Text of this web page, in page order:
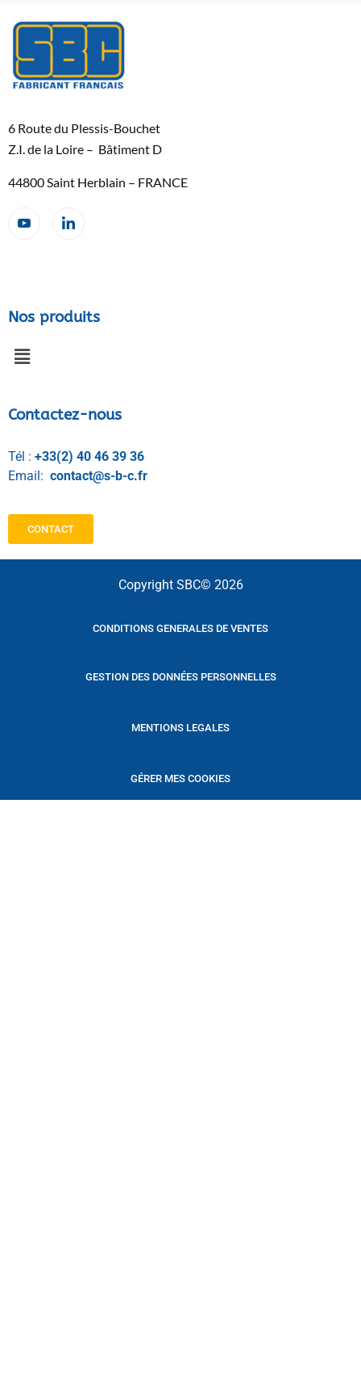
6 Route du Plessis-Bouchet
Z.I. de la Loire – Bâtiment D
44800 Saint Herblain – FRANCE
Nos produits
Contactez-nous
Tél : +33(2) 40 46 39 36
Email: contact@s-b-c.fr
CONTACT
Copyright SBC© 2026
CONDITIONS GENERALES DE VENTES
GESTION DES DONNÉES PERSONNELLES
MENTIONS LEGALES
GÉRER MES COOKIES